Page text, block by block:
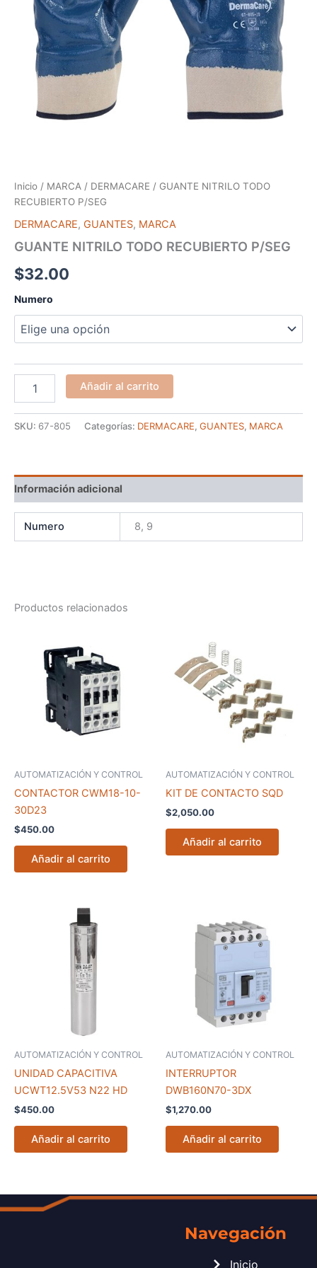
Inicio / MARCA / DERMACARE / GUANTE NITRILO TODO
RECUBIERTO P/SEG
DERMACARE, GUANTES, MARCA
GUANTE NITRILO TODO RECUBIERTO P/SEG
$32.00
Numero
Añadir al carrito
SKU: 67-805 Categorías: DERMACARE, GUANTES, MARCA
Información adicional
Numero 8, 9
Productos relacionados
AUTOMATIZACIÓN Y CONTROL
CONTACTOR CWM18-10-
30D23
$450.00
Añadir al carrito
AUTOMATIZACIÓN Y CONTROL
KIT DE CONTACTO SQD
$2,050.00
Añadir al carrito
AUTOMATIZACIÓN Y CONTROL
UNIDAD CAPACITIVA
UCWT12.5V53 N22 HD
$450.00
Añadir al carrito
AUTOMATIZACIÓN Y CONTROL
INTERRUPTOR
DWB160N70-3DX
$1,270.00
Añadir al carrito
Navegación
Inicio